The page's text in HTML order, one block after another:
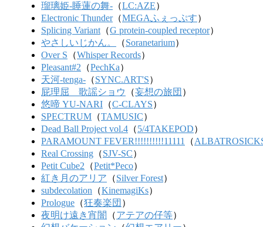
瑠璃姫-睡蓮の舞- （LC:AZE）
Electronic Thunder（MEGAふぇっぷす）
Splicing Variant （G protein-coupled receptor）
やさしいじかん。
（Soranetarium）
Over S （Whisper Records）
Pleasant#2 （PechKa）
天河-tenga- （SYNC.ART'S）
屁理屈 歌謡ショウ
（妄想の旅団 ）
悠啼 YU-NARI （C-CLAYS）
SPECTRUM （TAMUSIC）
Dead Ball Project vol.4 （5/4TAKEPOD）
PARAMOUNT FEVER!!!!!!!!!!11111
（
Real Crossing （SJV-SC）
Petit Cube2 （Petit*Peco）
紅き月のアリア （Silver Forest）
subdecolation （KinemagiKs）
Prologue （狂奏楽団 ）
夜明け遠き宵闇
（アテアの仔等）